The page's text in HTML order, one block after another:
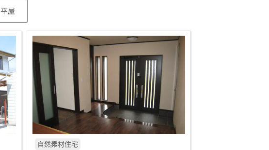
平屋
自然素材住宅